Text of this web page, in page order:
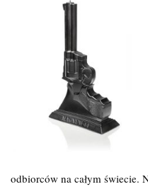
odbiorców na całym świecie.